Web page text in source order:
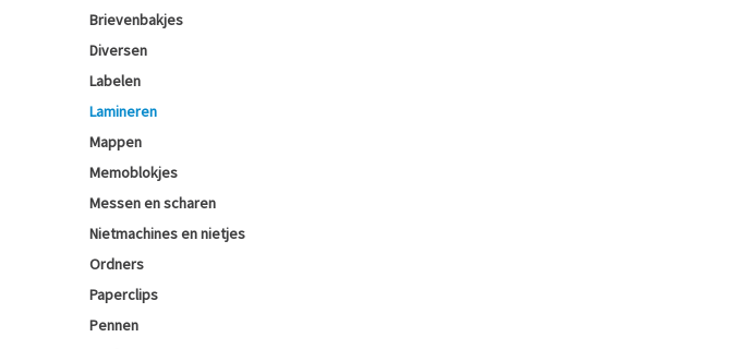
Brievenbakjes
Diversen
Labelen
Lamineren
Mappen
Memoblokjes
Messen en scharen
Nietmachines en nietjes
Ordners
Paperclips
Pennen